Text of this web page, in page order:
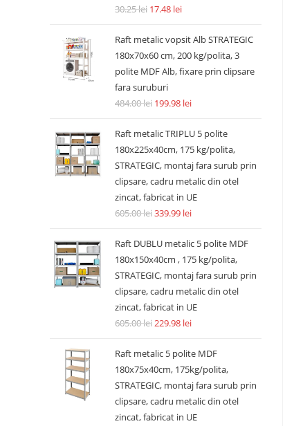
30.25lei 17.48 lei
Raft metalic vopsit Alb STRATEGIC
180x70x60 cm, 200 kg/polita, 3
polite MDF Alb, fixare prin clipsare
fara suruburi
484.00lei 199.98 lei
Raft metalic TRIPLU 5 polite
180x225x40cm, 175 kg/polita,
STRATEGIC, montaj fara surub prin
clipsare, cadru metalic din otel
zincat, fabricat in UE
605.00lei339.99 lei
Raft DUBLU metalic 5 polite MDF
180x150x40cm , 175 kg/polita,
STRATEGIC, montaj fara surub prin
clipsare, cadru metalic din otel
zincat, fabricat in UE
605.00lei229.98 lei
Raft metalic 5 polite MDF
180x75x40cm, 175kg/polita,
STRATEGIC, montaj fara surub prin
clipsare, cadru metalic din otel
zincat, fabricat in UE